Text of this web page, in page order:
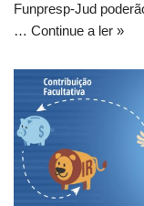
Funpresp-Jud
… Continue a ler »